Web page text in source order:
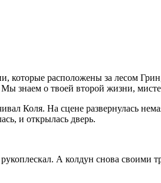
расположены за лесом
знаем о твоей второй жизни,
Коля. На сцене развернулась
и открылась дверь.
А колдун снова